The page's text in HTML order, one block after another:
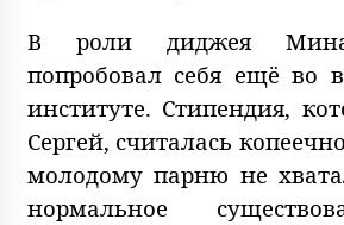
В роли диджея
попробовал себя ещё во
институте. Стипендия,
Сергей, считалась
молодому парню не
нормальное